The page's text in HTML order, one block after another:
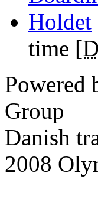
Holdet
time [
Powered
Group
Danish
2008